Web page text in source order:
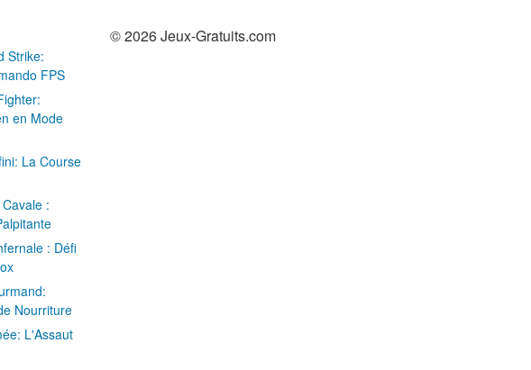
Strike:
FPS
en Mode
La Course
:
: Défi
Nourriture
L'Assaut
© 2026 Jeux-Gratuits.com